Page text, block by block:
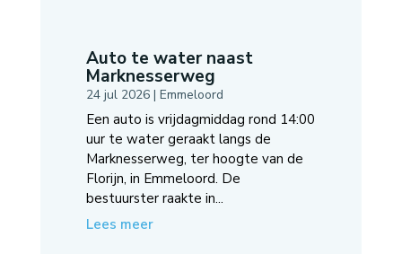
Auto te water naast
Marknesserweg
24 jul 2026| Emmeloord
Een auto is vrijdagmiddag rond 14:00
uur te water geraakt langs de
Marknesserweg, ter hoogte van de
Florijn, in Emmeloord. De
bestuurster raakte in...
Lees meer